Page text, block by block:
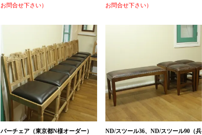
お問合せ下さい）
お問合せ下さい）
バーチェア（東京都N様オーダー）
ND/スツール36、ND/スツール90（兵